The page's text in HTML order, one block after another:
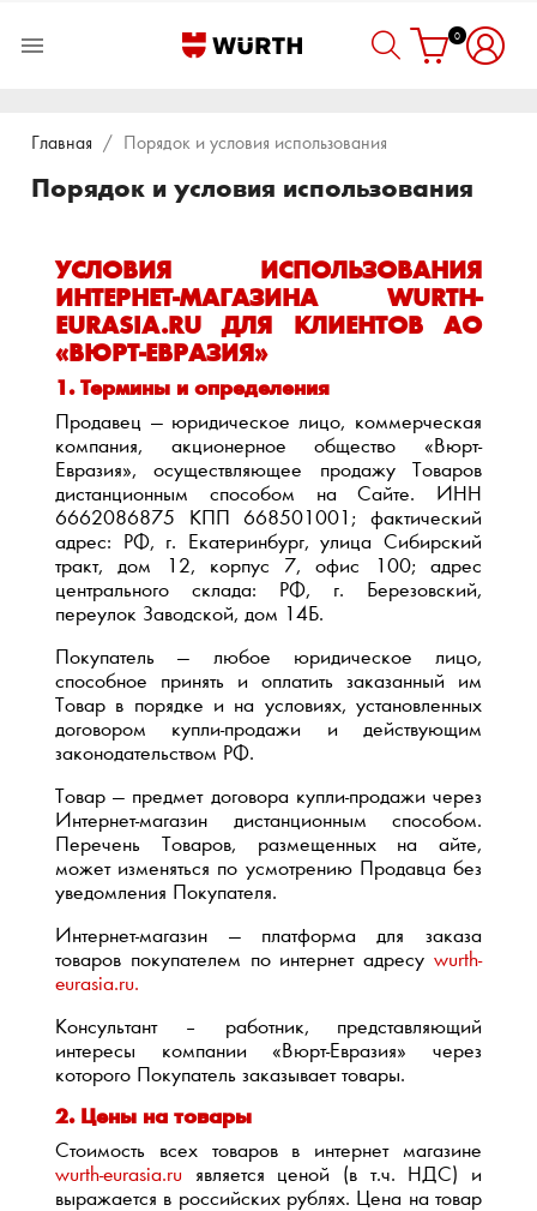
 0
Главная Порядок и условия использования
Порядок и условия использования
УСЛОВИЯ ИСПОЛЬЗОВАНИЯ
ИНТЕРНЕТ-МАГАЗИНА WURTH-
EURASIA.RU ДЛЯ КЛИЕНТОВ АО
«ВЮРТ-ЕВРАЗИЯ»
1. Термины и определения
Продавец — юридическое лицо, коммерческая
компания, акционерное общество «Вюрт-
Евразия», осуществляющее продажу Товаров
дистанционным способом на Сайте. ИНН
6662086875 КПП 668501001; фактический
адрес: РФ, г. Екатеринбург, улица Сибирский
тракт, дом 12, корпус 7, офис 100; адрес
центрального склада: РФ, г. Березовский,
переулок Заводской, дом 14Б.
Покупатель — любое юридическое лицо,
способное принять и оплатить заказанный им
Товар в порядке и на условиях, установленных
договором купли-продажи и действующим
законодательством РФ.
Товар — предмет договора купли-продажи через
Интернет-магазин дистанционным способом.
Перечень Товаров, размещенных на айте,
может изменяться по усмотрению Продавца без
уведомления Покупателя.
Интернет-магазин — платформа для заказа
товаров покупателем по интернет адресу wurth-
eurasia.ru.
Консультант – работник, представляющий
интересы компании «Вюрт-Евразия» через
которого Покупатель заказывает товары.
2. Цены на товары
Стоимость всех товаров в интернет магазине
wurth-eurasia.ru является ценой (в т.ч. НДС) и
выражается в российских рублях. Цена на товар